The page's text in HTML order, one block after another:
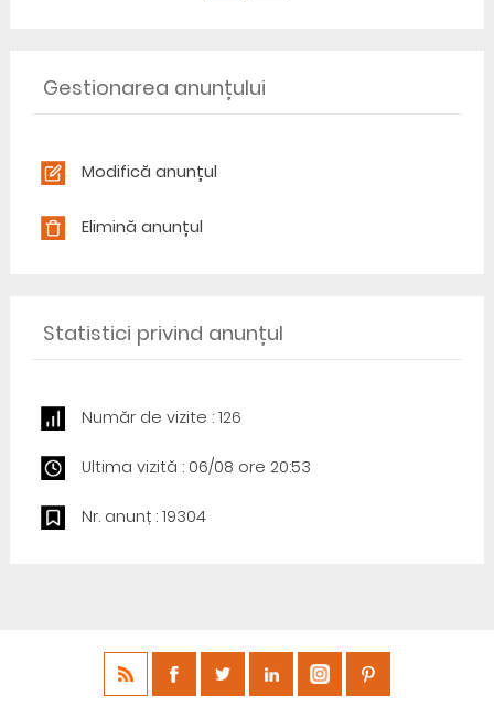
Gestionarea anunțului
Modifică anunțul
Elimină anunțul
Statistici privind anunțul
Număr de vizite : 126
Ultima vizită : 06/08 ore 20:53
Nr. anunț : 19304